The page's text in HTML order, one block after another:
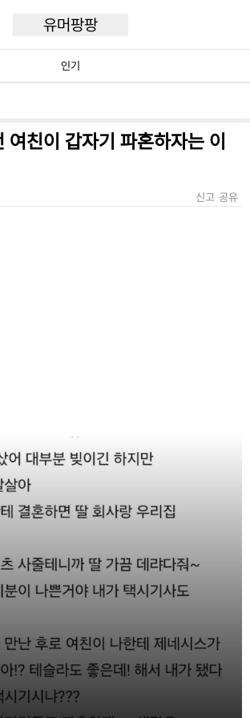
유머팡팡
인기
여친이 갑자기 파혼하자는 이
신고 공유